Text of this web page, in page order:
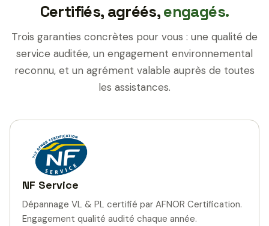
Certifiés, agréés,engagés.
Trois garanties concrètes pour vous : une qualité de
service auditée, un engagement environnemental
reconnu, et un agrément valable auprès de toutes
les assistances.
NF Service
Dépannage VL & PL certifié par AFNOR Certification.
Engagement qualité audité chaque année.